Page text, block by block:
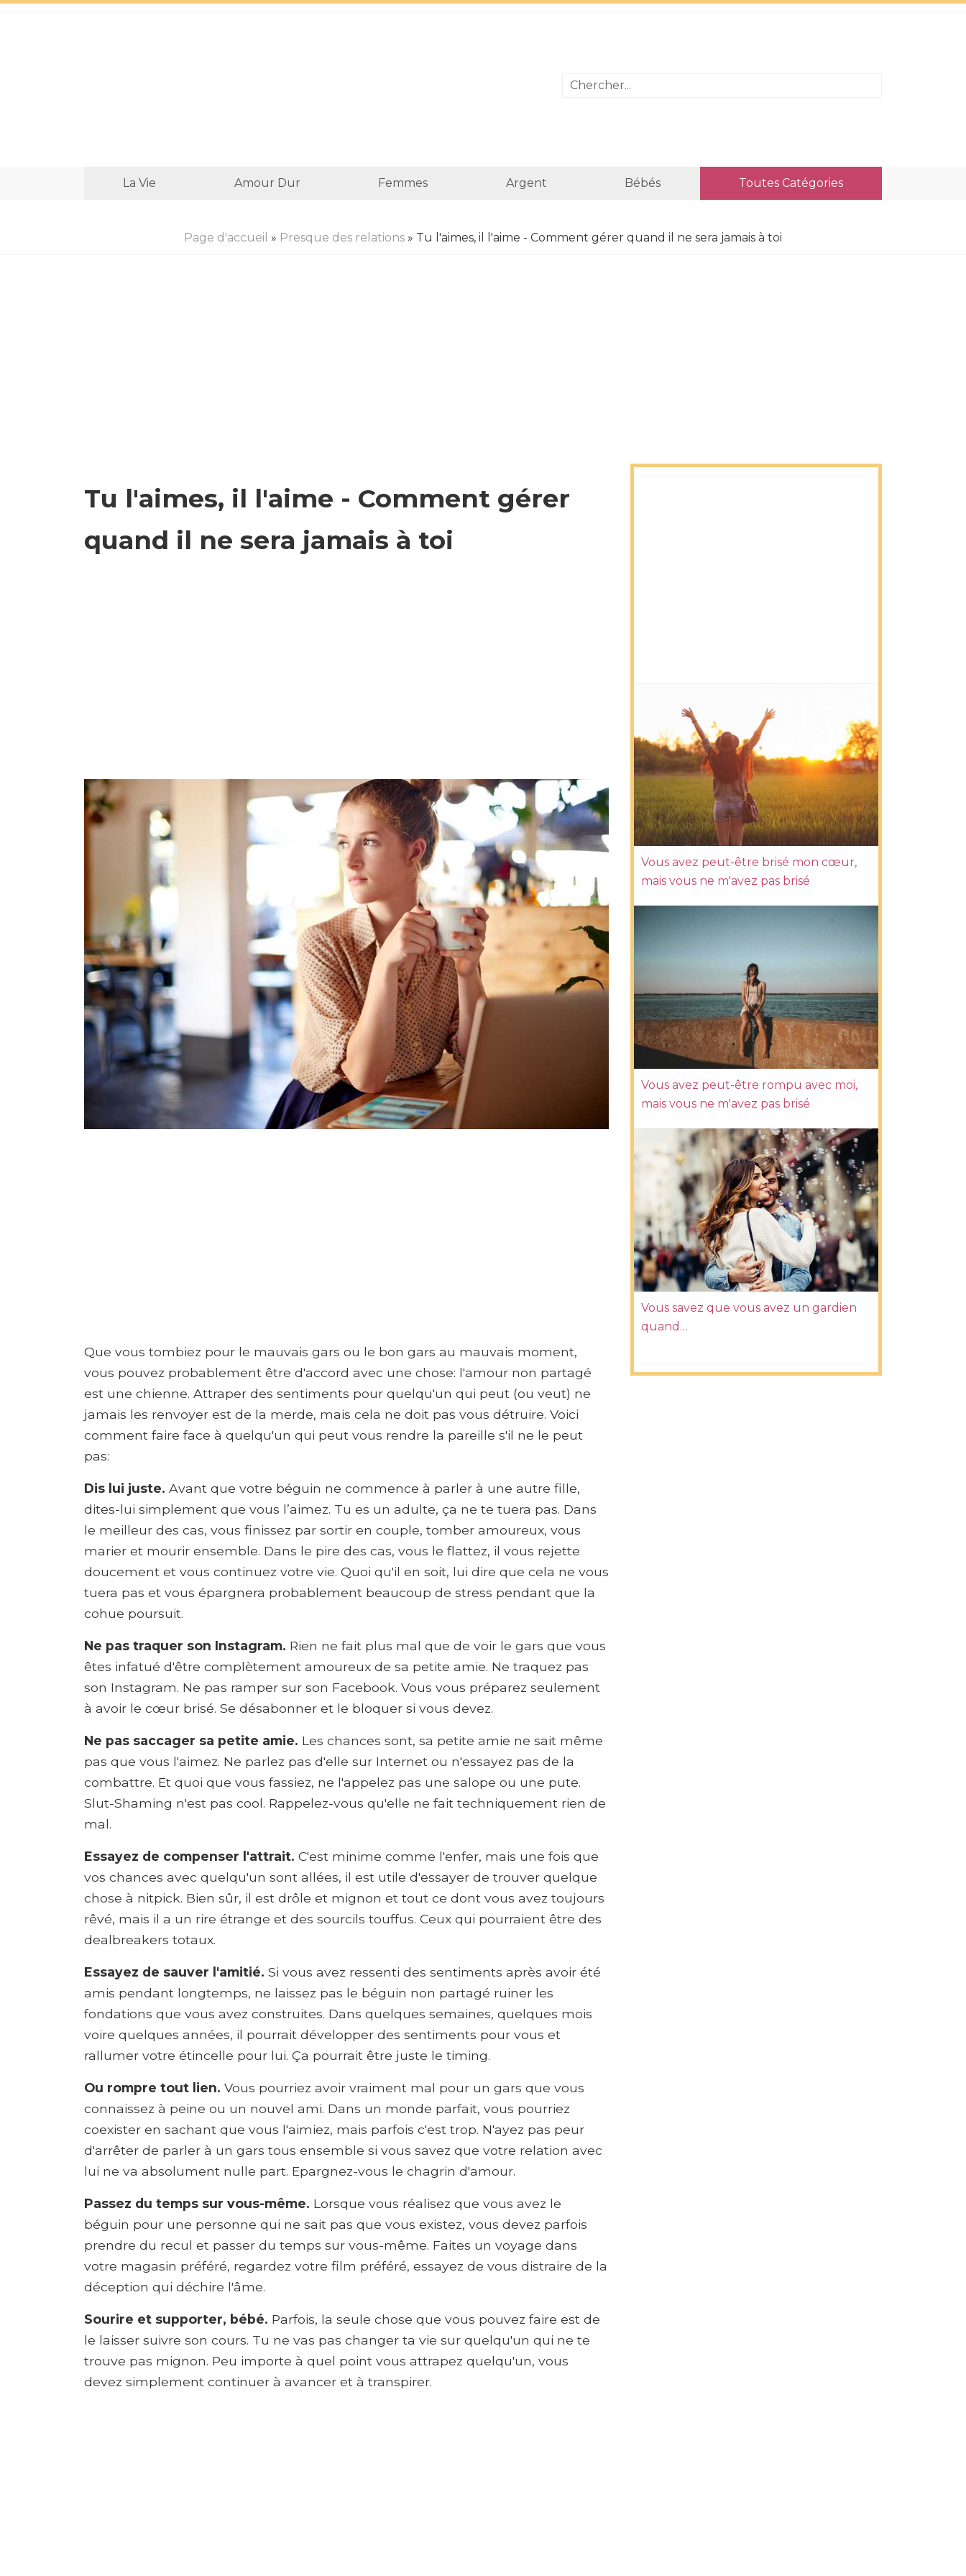
La Vie Amour Dur Femmes Argent Bébés Toutes Catégories
Page d'accueil » Presque des relations » Tu l'aimes, il l'aime - Comment gérer quand il ne sera jamais à toi
Tu l'aimes, il l'aime - Comment gérer
quand il ne sera jamais à toi
Que vous tombiez pour le mauvais gars ou le bon gars au mauvais moment,
vous pouvez probablement être d'accord avec une chose: l'amour non partagé
est une chienne. Attraper des sentiments pour quelqu'un qui peut (ou veut) ne
jamais les renvoyer est de la merde, mais cela ne doit pas vous détruire. Voici
comment faire face à quelqu'un qui peut vous rendre la pareille s'il ne le peut
pas:
Dis lui juste. Avant que votre béguin ne commence à parler à une autre fille,
dites-lui simplement que vous l’aimez. Tu es un adulte, ça ne te tuera pas. Dans
le meilleur des cas, vous finissez par sortir en couple, tomber amoureux, vous
marier et mourir ensemble. Dans le pire des cas, vous le flattez, il vous rejette
doucement et vous continuez votre vie. Quoi qu'il en soit, lui dire que cela ne vous
tuera pas et vous épargnera probablement beaucoup de stress pendant que la
cohue poursuit.
Ne pas traquer son Instagram. Rien ne fait plus mal que de voir le gars que vous
êtes infatué d'être complètement amoureux de sa petite amie. Ne traquez pas
son Instagram. Ne pas ramper sur son Facebook. Vous vous préparez seulement
à avoir le cœur brisé. Se désabonner et le bloquer si vous devez.
Ne pas saccager sa petite amie. Les chances sont, sa petite amie ne sait même
pas que vous l'aimez. Ne parlez pas d'elle sur Internet ou n'essayez pas de la
combattre. Et quoi que vous fassiez, ne l'appelez pas une salope ou une pute.
Slut-Shaming n'est pas cool. Rappelez-vous qu'elle ne fait techniquement rien de
mal.
Essayez de compenser l'attrait. C'est minime comme l'enfer, mais une fois que
vos chances avec quelqu'un sont allées, il est utile d'essayer de trouver quelque
chose à nitpick. Bien sûr, il est drôle et mignon et tout ce dont vous avez toujours
rêvé, mais il a un rire étrange et des sourcils touffus. Ceux qui pourraient être des
dealbreakers totaux.
Essayez de sauver l'amitié. Si vous avez ressenti des sentiments après avoir été
amis pendant longtemps, ne laissez pas le béguin non partagé ruiner les
fondations que vous avez construites. Dans quelques semaines, quelques mois
voire quelques années, il pourrait développer des sentiments pour vous et
rallumer votre étincelle pour lui. Ça pourrait être juste le timing.
Ou rompre tout lien. Vous pourriez avoir vraiment mal pour un gars que vous
connaissez à peine ou un nouvel ami. Dans un monde parfait, vous pourriez
coexister en sachant que vous l'aimiez, mais parfois c'est trop. N'ayez pas peur
d'arrêter de parler à un gars tous ensemble si vous savez que votre relation avec
lui ne va absolument nulle part. Epargnez-vous le chagrin d'amour.
Passez du temps sur vous-même. Lorsque vous réalisez que vous avez le
béguin pour une personne qui ne sait pas que vous existez, vous devez parfois
prendre du recul et passer du temps sur vous-même. Faites un voyage dans
votre magasin préféré, regardez votre film préféré, essayez de vous distraire de la
déception qui déchire l'âme.
Sourire et supporter, bébé. Parfois, la seule chose que vous pouvez faire est de
le laisser suivre son cours. Tu ne vas pas changer ta vie sur quelqu'un qui ne te
trouve pas mignon. Peu importe à quel point vous attrapez quelqu'un, vous
devez simplement continuer à avancer et à transpirer.
Vous avez peut-être brisé mon cœur,
mais vous ne m'avez pas brisé
Vous avez peut-être rompu avec moi,
mais vous ne m'avez pas brisé
Vous savez que vous avez un gardien
quand…